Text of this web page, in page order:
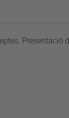
Presentació